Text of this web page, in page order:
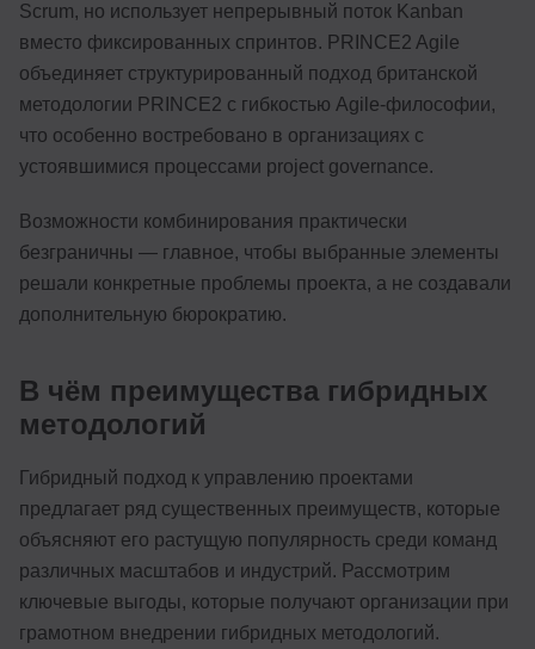
Scrum, но использует непрерывный поток Kanban
вместо фиксированных спринтов. PRINCE2 Agile
объединяет структурированный подход британской
методологии PRINCE2 с гибкостью Agile-философии,
что особенно востребовано в организациях с
устоявшимися процессами project governance.
Возможности комбинирования практически
безграничны — главное, чтобы выбранные элементы
решали конкретные проблемы проекта, а не создавали
дополнительную бюрократию.
В чём преимущества гибридных
методологий
Гибридный подход к управлению проектами
предлагает ряд существенных преимуществ, которые
объясняют его растущую популярность среди команд
различных масштабов и индустрий. Рассмотрим
ключевые выгоды, которые получают организации при
грамотном внедрении гибридных методологий.